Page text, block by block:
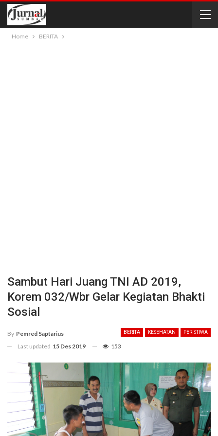
Home BERITA
Sambut Hari Juang TNI AD 2019,
Korem 032/Wbr Gelar Kegiatan Bhakti
Sosial
BERITA KESEHATAN PERISTIWA
By Pemred Saptarius
Last updated 15 Des 2019 153